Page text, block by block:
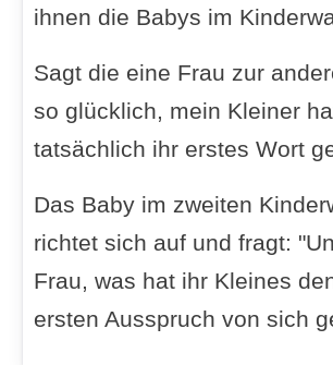
ihnen die Babys im
Sagt die eine Frau zur
so glücklich, mein Kleiner
tatsächlich ihr erstes Wort
Das Baby im zweiten
richtet sich auf und fragt:
Frau, was hat ihr Kleines
ersten Ausspruch von sich